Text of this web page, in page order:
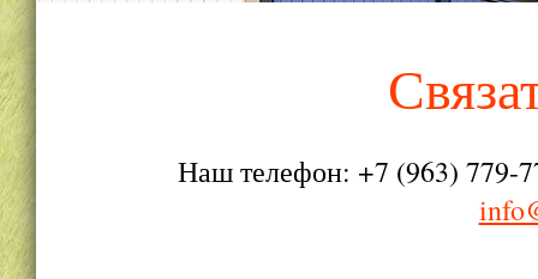
Наш телефон: +7 (963) 779-